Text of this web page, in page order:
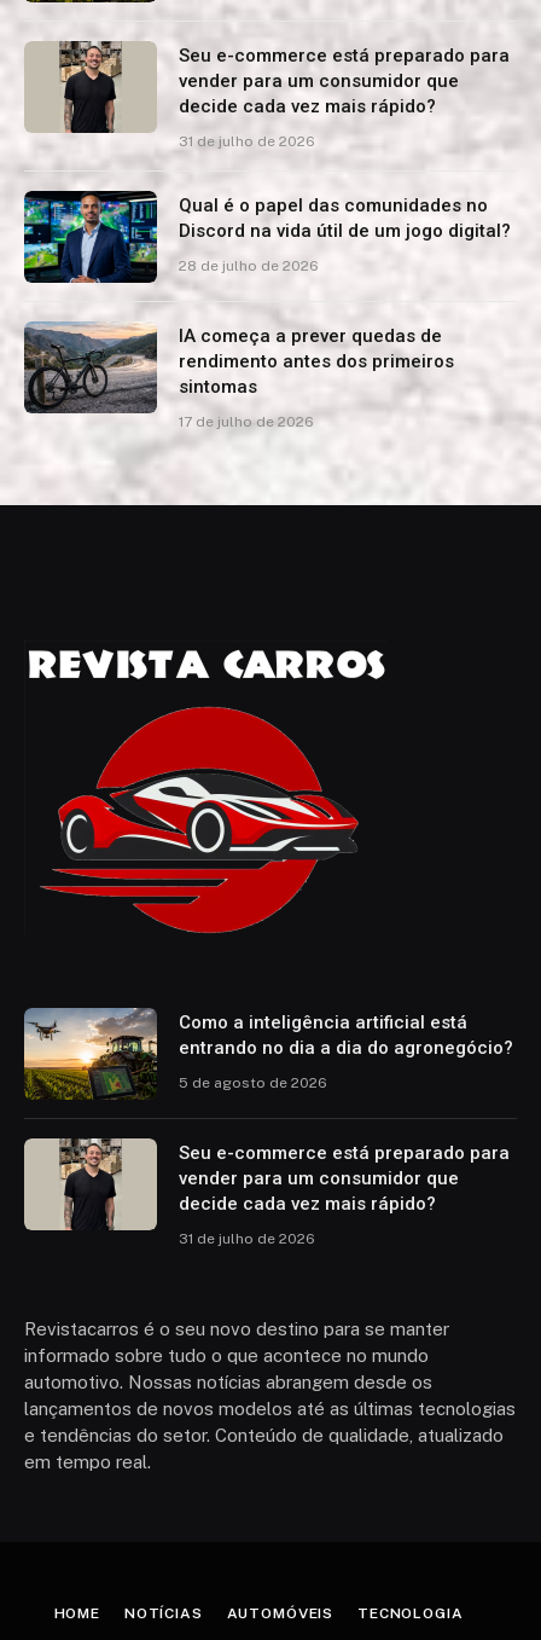
Seu e-commerce está preparado para
vender para um consumidor que
decide cada vez mais rápido?
31 de julho de 2026
Qual é o papel das comunidades no
Discord na vida útil de um jogo digital?
28 de julho de 2026
IA começa a prever quedas de
rendimento antes dos primeiros
sintomas
17 de julho de 2026
Como a inteligência artificial está
entrando no dia a dia do agronegócio?
5 de agosto de 2026
Seu e-commerce está preparado para
vender para um consumidor que
decide cada vez mais rápido?
31 de julho de 2026
Revistacarros é o seu novo destino para se manter
informado sobre tudo o que acontece no mundo
automotivo. Nossas notícias abrangem desde os
lançamentos de novos modelos até as últimas tecnologias
e tendências do setor. Conteúdo de qualidade, atualizado
em tempo real.
HOME NOTÍCIAS AUTOMÓVEIS TECNOLOGIA